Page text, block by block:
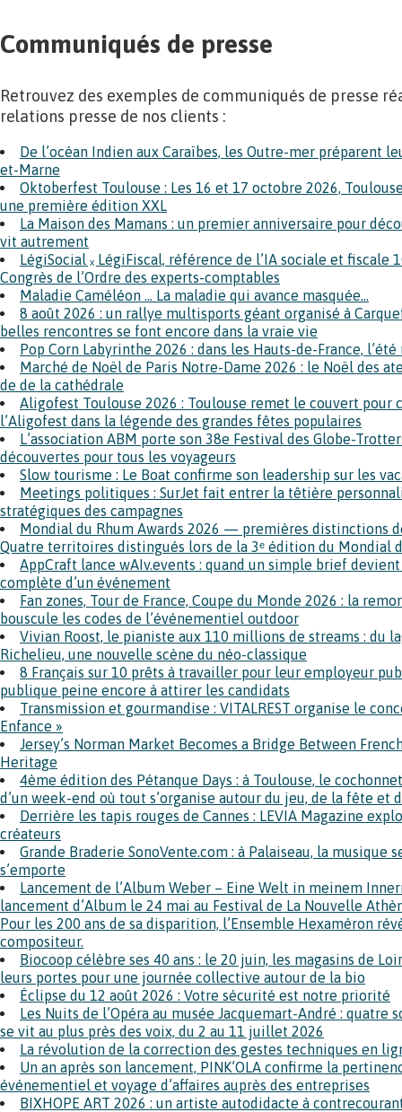
Communiqués de presse
Retrouvez des exemples de communiqués de presse
relations presse de nos clients :
De l’océan Indien aux Caraïbes, les Outre-mer préparent
et-Marne
Oktoberfest Toulouse : Les 16 et 17 octobre 2026,
une première édition XXL
La Maison des Mamans : un premier anniversaire pour
vit autrement
LégiSocial ₓ LégiFiscal, référence de l’IA sociale et fiscale
Congrès de l’Ordre des experts-comptables
Maladie Caméléon … La maladie qui avance masquée…
8 août 2026 : un rallye multisports géant organisé à
belles rencontres se font encore dans la vraie vie
Pop Corn Labyrinthe 2026 : dans les Hauts-de-France,
Marché de Noël de Paris Notre-Dame 2026 : le Noël des
de de la cathédrale
Aligofest Toulouse 2026 : Toulouse remet le couvert pour
l’Aligofest dans la légende des grandes fêtes populaires
L’association ABM porte son 38e Festival des Globe-
découvertes pour tous les voyageurs
Slow tourisme : Le Boat confirme son leadership sur les
Meetings politiques : SurJet fait entrer la têtière
stratégiques des campagnes
Mondial du Rhum Awards 2026 — premières distinctions
Quatre territoires distingués lors de la 3ᵉ édition du Mondial
AppCraft lance wAIv.events : quand un simple brief
complète d’un événement
Fan zones, Tour de France, Coupe du Monde 2026 : la
bouscule les codes de l’événementiel outdoor
Vivian Roost, le pianiste aux 110 millions de streams : du
Richelieu, une nouvelle scène du néo-classique
8 Français sur 10 prêts à travailler pour leur employeur
publique peine encore à attirer les candidats
Transmission et gourmandise : VITALREST organise le
Enfance »
Jersey’s Norman Market Becomes a Bridge Between
Heritage
4ème édition des Pétanque Days : à Toulouse, le
d’un week-end où tout s’organise autour du jeu, de la fête et
Derrière les tapis rouges de Cannes : LEVIA Magazine
créateurs
Grande Braderie SonoVente.com : à Palaiseau, la musique
s’emporte
Lancement de l’Album Weber – Eine Welt in meinem
lancement d’Album le 24 mai au Festival de La Nouvelle
Pour les 200 ans de sa disparition, l’Ensemble Hexaméron
compositeur.
Biocoop célèbre ses 40 ans : le 20 juin, les magasins de
leurs portes pour une journée collective autour de la bio
Éclipse du 12 août 2026 : Votre sécurité est notre priorité
Les Nuits de l’Opéra au musée Jacquemart-André :
se vit au plus près des voix, du 2 au 11 juillet 2026
La révolution de la correction des gestes techniques en
Un an après son lancement, PINK’OLA confirme la
événementiel et voyage d’affaires auprès des entreprises
BIXHOPE ART 2026 : un artiste autodidacte à